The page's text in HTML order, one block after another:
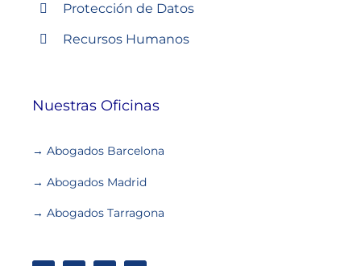
Protección de Datos
Recursos Humanos
Nuestras Oficinas
→ Abogados Barcelona
→ Abogados Madrid
→ Abogados Tarragona